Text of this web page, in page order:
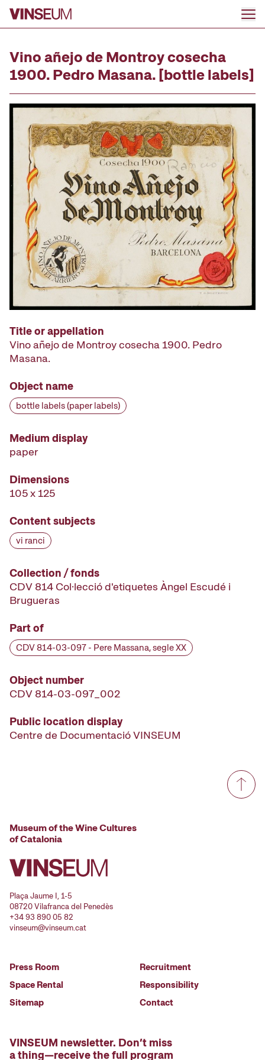
Go to content
Vino añejo de Montroy cosecha
1900. Pedro Masana. [bottle labels]
Title or appellation
Vino añejo de Montroy cosecha 1900. Pedro
Masana.
Object name
bottle labels (paper labels)
Medium display
paper
Dimensions
105 x 125
Content subjects
vi ranci
Collection / fonds
CDV 814 Col·lecció d'etiquetes Àngel Escudé i
Brugueras
Part of
CDV 814-03-097 - Pere Massana, segle XX
Object number
CDV 814-03-097_002
Public location display
Centre de Documentació VINSEUM
Museum of the Wine Cultures
of Catalonia
Plaça Jaume I, 1-5
08720 Vilafranca del Penedès
+34 93 890 05 82
vinseum@vinseum.cat
Press Room
Space Rental
Sitemap
Recruitment
Responsibility
Contact
VINSEUM newsletter. Don’t miss
a thing—receive the full program